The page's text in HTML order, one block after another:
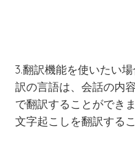
3.翻訳機能を使いたい
訳の言語は、会話の内
で翻訳することができ
文字起こしを翻訳する